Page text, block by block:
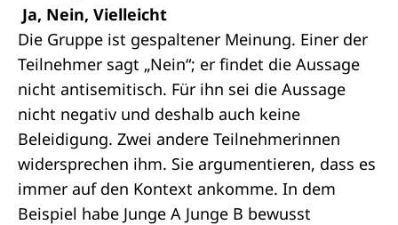
Ja, Nein, Vielleicht
Die Gruppe ist gespaltener Meinung. Einer der
Teilnehmer sagt „Nein“; er findet die Aussage
nicht antisemitisch. Für ihn sei die Aussage
nicht negativ und deshalb auch keine
Beleidigung. Zwei andere Teilnehmerinnen
widersprechen ihm. Sie argumentieren, dass es
immer auf den Kontext ankomme. In dem
Beispiel habe Junge A Junge B bewusst